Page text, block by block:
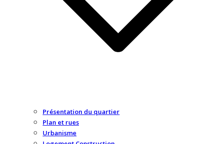
Présentation du quartier
Plan et rues
Urbanisme